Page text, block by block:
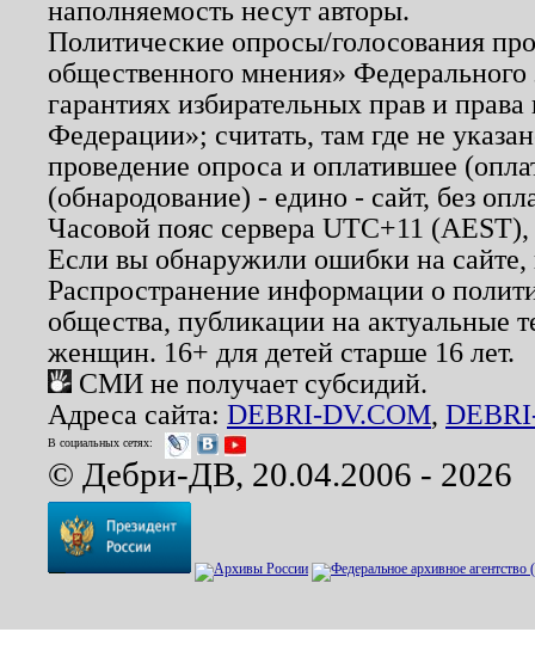
наполняемость несут авторы.
Политические опросы/голосования
общественного мнения»
гарантиях избирательных прав и
Федерации»; считать, там где не
проведение опроса и оплатившее
(обнародование) - едино - сайт, без
Часовой пояс сервера UTC+11
Если вы обнаружили ошибки на
Распространение информации о
общества, публикации на актуальные
женщин. 16+ для детей старше 16 лет.
СМИ не получает субсидий.
Адреса сайта: DEBRI-DV.COM,
В социальных сетях:
© Дебри-ДВ, 20.04.2006 - 2026